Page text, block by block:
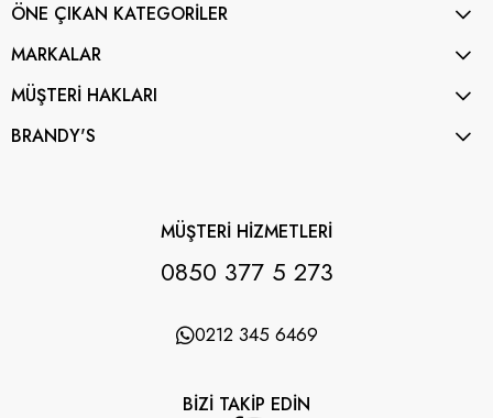
ÖNE ÇIKAN KATEGORİLER
MARKALAR
MÜŞTERİ HAKLARI
BRANDY'S
MÜŞTERİ HİZMETLERİ
0850 377 5 273
0212 345 6469
BİZİ TAKİP EDİN